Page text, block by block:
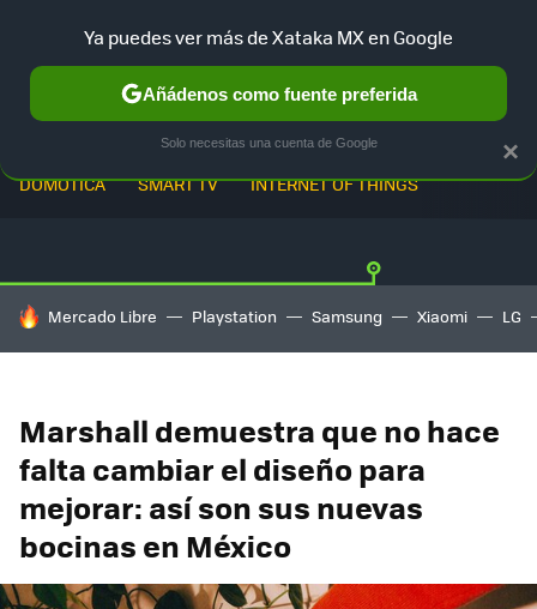
DOMÓTICA SMART TV INTERNET OF THINGS
HOY SE HABLA DE
Mercado Libre Playstation Samsung Xiaomi LG
Marshall demuestra que no hace
falta cambiar el diseño para
mejorar: así son sus nuevas
bocinas en México
×
Ya puedes ver más de Xataka MX en Google
Añádenos como fuente preferida
Solo necesitas una cuenta de Google